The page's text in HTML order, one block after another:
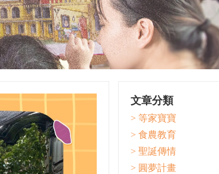
文章分類
> 等家寶寶
> 食農教育
> 聖誕傳情
> 圓夢計畫